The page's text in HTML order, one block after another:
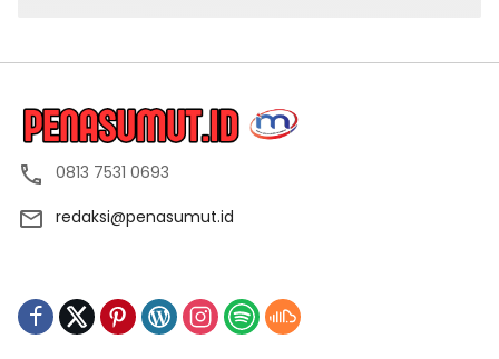
0813 7531 0693
redaksi@penasumut.id